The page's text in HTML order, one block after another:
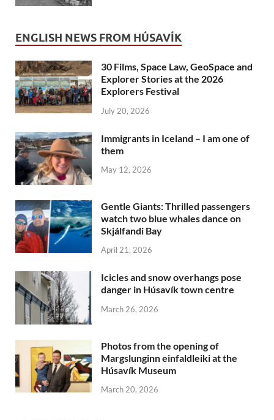
ENGLISH NEWS FROM HÚSAVÍK
30 Films, Space Law, GeoSpace and
Explorer Stories at the 2026
Explorers Festival
July 20, 2026
Immigrants in Iceland – I am one of
them
May 12, 2026
Gentle Giants: Thrilled passengers
watch two blue whales dance on
Skjálfandi Bay
April 21, 2026
Icicles and snow overhangs pose
danger in Húsavík town centre
March 26, 2026
Photos from the opening of
Margslunginn einfaldleiki at the
Húsavík Museum
March 20, 2026